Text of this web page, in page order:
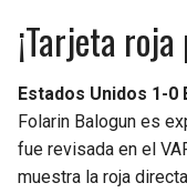
¡Tarjeta
Estados Unidos 1-0
Folarin Balogun es
fue revisada en el
muestra la roja